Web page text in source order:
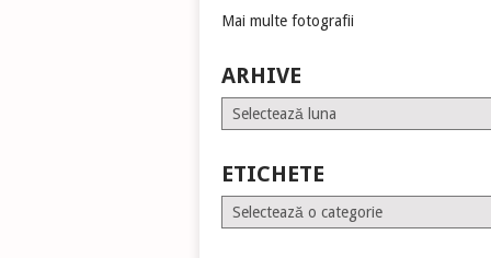
Mai multe fotografii
ARHIVE
Arhive
ETICHETE
Etichete